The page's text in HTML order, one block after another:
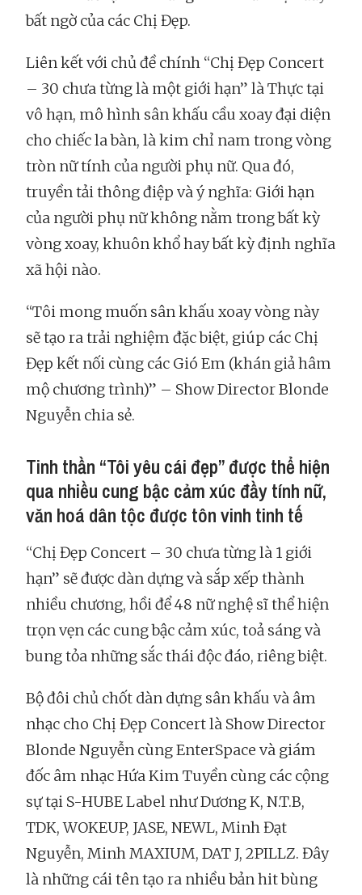
bất ngờ của các Chị Đẹp.
Liên kết với chủ đề chính “Chị Đẹp Concert
– 30 chưa từng là một giới hạn” là Thực tại
vô hạn, mô hình sân khấu cầu xoay đại diện
cho chiếc la bàn, là kim chỉ nam trong vòng
tròn nữ tính của người phụ nữ. Qua đó,
truyền tải thông điệp và ý nghĩa: Giới hạn
của người phụ nữ không nằm trong bất kỳ
vòng xoay, khuôn khổ hay bất kỳ định nghĩa
xã hội nào.
“Tôi mong muốn sân khấu xoay vòng này
sẽ tạo ra trải nghiệm đặc biệt, giúp các Chị
Đẹp kết nối cùng các Gió Em (khán giả hâm
mộ chương trình)” – Show Director Blonde
Nguyễn chia sẻ.
Tinh thần “Tôi yêu cái đẹp” được thể hiện
qua nhiều cung bậc cảm xúc đầy tính nữ,
văn hoá dân tộc được tôn vinh tinh tế
“Chị Đẹp Concert – 30 chưa từng là 1 giới
hạn” sẽ được dàn dựng và sắp xếp thành
nhiều chương, hồi để 48 nữ nghệ sĩ thể hiện
trọn vẹn các cung bậc cảm xúc, toả sáng và
bung tỏa những sắc thái độc đáo, riêng biệt.
Bộ đôi chủ chốt dàn dựng sân khấu và âm
nhạc cho Chị Đẹp Concert là Show Director
Blonde Nguyễn cùng EnterSpace và giám
đốc âm nhạc Hứa Kim Tuyền cùng các cộng
sự tại S-HUBE Label như Dương K, N.T.B,
TDK, WOKEUP, JASE, NEWL, Minh Đạt
Nguyễn, Minh MAXIUM, DAT J, 2PILLZ. Đây
là những cái tên tạo ra nhiều bản hit bùng